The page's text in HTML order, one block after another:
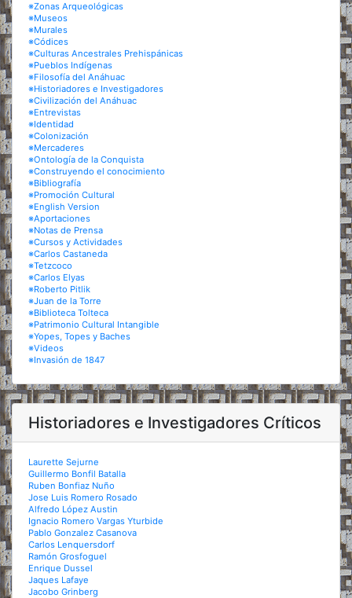
※Zonas Arqueológicas
※Museos
※Murales
※Códices
※Culturas Ancestrales Prehispánicas
※Pueblos Indígenas
※Filosofía del Anáhuac
※Historiadores e Investigadores
※Civilización del Anáhuac
※Entrevistas
※Identidad
※Colonización
※Mercaderes
※Ontología de la Conquista
※Construyendo el conocimiento
※Bibliografía
※Promoción Cultural
※English Version
※Aportaciones
※Notas de Prensa
※Cursos y Actividades
※Carlos Castaneda
※Tetzcoco
※Carlos Elyas
※Roberto Pitlik
※Juan de la Torre
※Biblioteca Tolteca
※Patrimonio Cultural Intangible
※Yopes, Topes y Baches
※Videos
※Invasión de 1847
Historiadores e Investigadores Críticos
Laurette Sejurne
Guillermo Bonfil Batalla
Ruben Bonfiaz Nuño
Jose Luis Romero Rosado
Alfredo López Austin
Ignacio Romero Vargas Yturbide
Pablo Gonzalez Casanova
Carlos Lenquersdorf
Ramón Grosfoguel
Enrique Dussel
Jaques Lafaye
Jacobo Grinberg